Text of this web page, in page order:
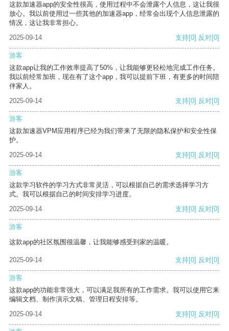
这款加速器app的安全性很高，使用过程中不会泄露个人信息，这让我很
放心。我以前使用过一些其他的加速器app，经常会出现个人信息泄露的
情况，这让我非常担心。
2025-09-14
支持[0] 反对[0]
游客
这款app让我的工作效率提高了50%，让我能够更轻松地完成工作任务。
我以前经常加班，现在有了这个app，我可以提前下班，有更多的时间陪
伴家人。
2025-09-14
支持[0] 反对[0]
游客
这款加速器VPM应用程序已经为我们带来了无限的隐私保护和安全性保
护。
2025-09-14
支持[0] 反对[0]
游客
这款学习软件的学习方式非常灵活，可以根据自己的需求选择学习方
式。我可以根据自己的时间安排学习进度。
2025-09-14
支持[0] 反对[0]
游客
这款app的社区氛围很温馨，让我能够感受到家的温暖。
2025-09-14 支持[0] 反对[0]
游客
这款app的功能非常强大，可以满足我所有的工作需求。我可以使用它来
编辑文档、制作演示文稿、管理日程安排等。
2025-09-14
支持[0] 反对[0]